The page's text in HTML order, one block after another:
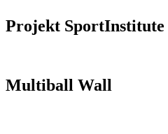
Projekt SportInstitute
Multiball Wall